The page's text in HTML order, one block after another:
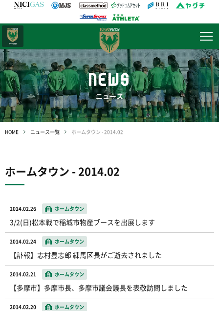
NEWS
ニュース
HOME ニュース一覧 ホームタウン - 2014.02
ホームタウン - 2014.02
2014.02.26 ホームタウン
3/2(日)松本戦で稲城市物産ブースを出展します
2014.02.24 ホームタウン
【訃報】志村豊志郎 練馬区長がご逝去されました
2014.02.21 ホームタウン
【多摩市】多摩市長、多摩市議会議長を表敬訪問しました
2014.02.20 ホームタウン